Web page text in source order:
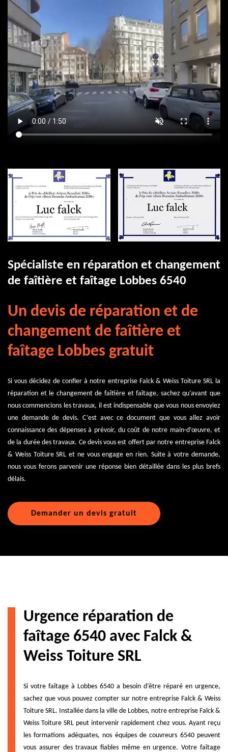
Spécialiste en réparation et changement
de faîtière et faîtage Lobbes 6540
Un devis de réparation et de
changement de faîtière et
faîtage Lobbes gratuit
Si vous décidez de confier à notre entreprise Falck & Weiss Toiture SRL la
réparation et le changement de faîtière et faîtage, sachez qu’avant que
nous commencions les travaux, il est indispensable que vous nous envoyiez
une demande de devis. C’est avec ce document que vous allez avoir
connaissance des dépenses à prévoir, du coût de notre main-d’œuvre, et
de la durée des travaux. Ce devis vous est offert par notre entreprise Falck
& Weiss Toiture SRL et ne vous engage en rien. Suite à votre demande,
nous vous ferons parvenir une réponse bien détaillée dans les plus brefs
délais.
Demander un devis gratuit
Urgence réparation de
faîtage 6540 avec Falck &
Weiss Toiture SRL
Si votre faîtage à Lobbes 6540 a besoin d’être réparé en urgence,
sachez que vous pouvez compter sur notre entreprise Falck & Weiss
Toiture SRL. Installée dans la ville de Lobbes, notre entreprise Falck &
Weiss Toiture SRL peut intervenir rapidement chez vous. Ayant reçu
les formations adéquates, nos équipes de couvreurs 6540 peuvent
vous assurer des travaux fiables même en urgence. Votre faîtage